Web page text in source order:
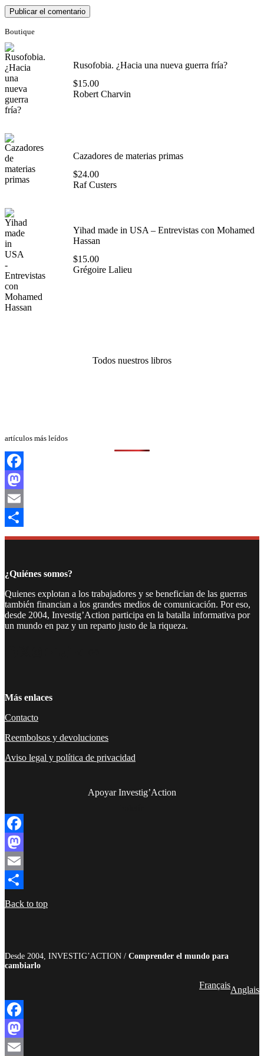
Boutique
Rusofobia. ¿Hacia una nueva guerra fría?
$15.00
Robert Charvin
Cazadores de materias primas
$24.00
Raf Custers
Yihad made in USA – Entrevistas con Mohamed
Hassan
$15.00
Grégoire Lalieu
Todos nuestros libros
artículos más leídos
Facebook
Mastodon
Email
Compartir
¿Quiénes somos?
Quienes explotan a los trabajadores y se benefician de las guerras
también financian a los grandes medios de comunicación. Por eso,
desde 2004, Investig’Action participa en la batalla informativa por
un mundo en paz y un reparto justo de la riqueza.
Más enlaces
Contacto
Reembolsos y devoluciones
Aviso legal y política de privacidad
Apoyar Investig’Action
Facebook
Mastodon
Email
Compartir
Back to top
Desde 2004, INVESTIG’ACTION / Comprender el mundo para
cambiarlo
FrançaisAnglais
Facebook
Mastodon